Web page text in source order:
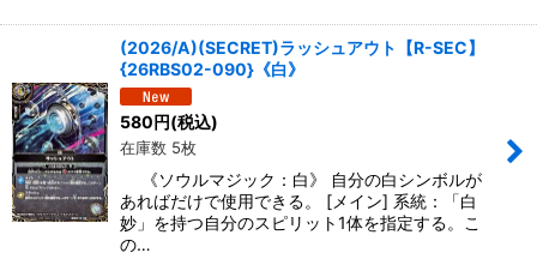
(2026/A)(SECRET)ラッシュアウト【R-SEC】
{26RBS02-090}《白》
580円(税込)
在庫数 5枚
《ソウルマジック：白》 自分の白シンボルが
あればだけで使用できる。 [メイン] 系統：「白
妙」を持つ自分のスピリット1体を指定する。こ
の…